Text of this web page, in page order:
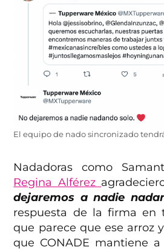
El equipo de nado sincronizado
Nadadoras como
Regina Alférez
dejaremos a nadie
respuesta de la firma en
que parece que ese arroz
que CONADE mantiene